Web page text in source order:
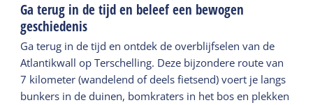
Ga terug in de tijd en beleef een bewogen
geschiedenis
Ga terug in de tijd en ontdek de overblijfselen van de
Atlantikwall op Terschelling. Deze bijzondere route van
7 kilometer (wandelend of deels fietsend) voert je langs
bunkers in de duinen, bomkraters in het bos en plekken